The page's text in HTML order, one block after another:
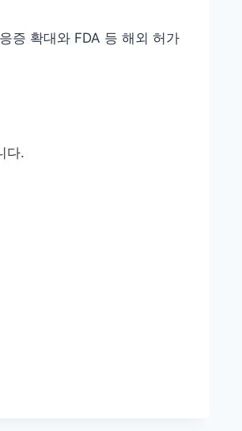
증 확대와 FDA 등 해외 허가
다.